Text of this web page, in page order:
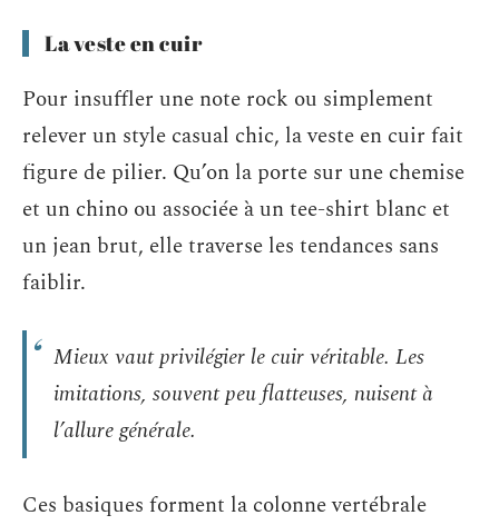
La veste en cuir
Pour insuffler une note rock ou simplement
relever un style casual chic, la veste en cuir fait
figure de pilier. Qu’on la porte sur une chemise
et un chino ou associée à un tee-shirt blanc et
un jean brut, elle traverse les tendances sans
faiblir.
Mieux vaut privilégier le cuir véritable. Les
imitations, souvent peu flatteuses, nuisent à
l’allure générale.
Ces basiques forment la colonne vertébrale